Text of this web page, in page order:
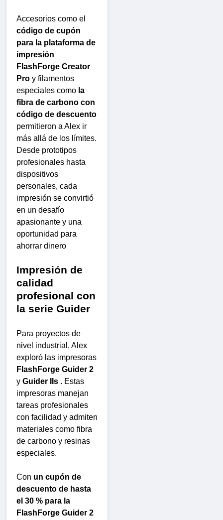
Accesorios como el
código de cupón
para la plataforma de
impresión
FlashForge Creator
Pro y filamentos
especiales como la
fibra de carbono con
código de descuento
permitieron a Alex ir
más allá de los límites.
Desde prototipos
profesionales hasta
dispositivos
personales, cada
impresión se convirtió
en un desafío
apasionante y una
oportunidad para
ahorrar dinero
Impresión de
calidad
profesional con
la serie Guider
Para proyectos de
nivel industrial, Alex
exploró las impresoras
FlashForge Guider 2
y Guider IIs . Estas
impresoras manejan
tareas profesionales
con facilidad y admiten
materiales como fibra
de carbono y resinas
especiales.
Con un cupón de
descuento de hasta
el 30 % para la
FlashForge Guider 2